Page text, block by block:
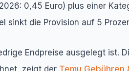
0,45 Euro) plus einer
sinkt die Provision auf 5
Endpreise ausgelegt ist.
zeigt der Temu Gebühren